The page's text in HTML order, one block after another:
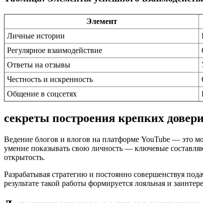
Элемент
Личные истории
Регулярное взаимодействие
Ответы на отзывы
Честность и искренность
Общение в соцсетях
секреты построения крепких
Ведение блогов и влогов на платформе YouTube — это
умение показывать свою личность — ключевые
открытость.
Разрабатывая стратегию и постоянно совершенствуя
результате такой работы формируется лояльная и